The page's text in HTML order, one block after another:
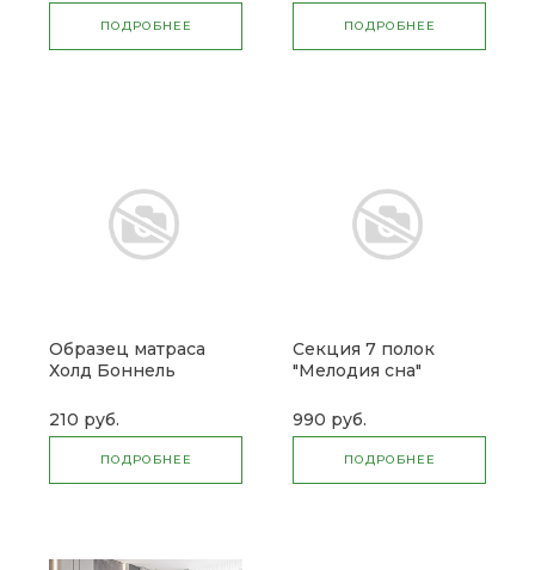
ПОДРОБНЕЕ ПОДРОБНЕЕ
Образец матраса
Холд Боннель
210 руб.
ПОДРОБНЕЕ
Секция 7 полок
"Мелодия сна"
990 руб.
ПОДРОБНЕЕ